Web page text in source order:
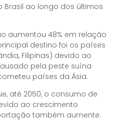
Brasil ao longo dos últimos
aumentou 48% em relação
destino foi os países
Filipinas) devido ao
pela peste suína
países da Ásia.
até 2050, o consumo de
ao crescimento
também aumente.